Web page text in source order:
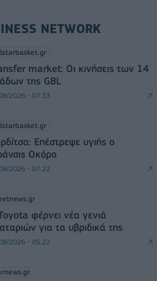
NETWORK
market: Οι κινήσεις των 14
της GBL
2026 - 07:33
Επέστρεψε υγιής ο
Οκόρο
2026 - 07:22
φέρνει νέα γενιά
για τα υβριδικά της
2026 - 05:22